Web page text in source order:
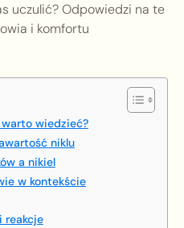
uczulić? Odpowiedzi na te
i komfortu
wiedzieć?
niklu
a nikiel
w kontekście
reakcje